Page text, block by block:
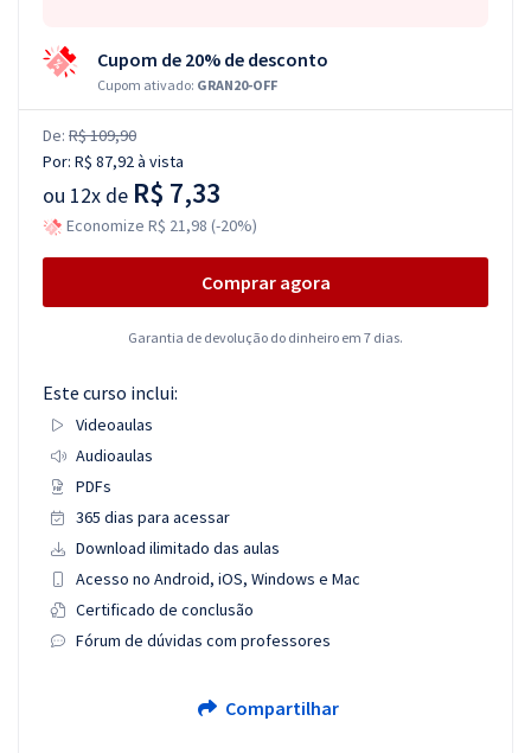
Cupom de 20% de desconto
Cupom ativado: GRAN20-OFF
De: R$ 109,90
Por: R$ 87,92à vista
ou 12x de R$ 7,33
Economize R$ 21,98 (-20%)
Comprar agora
Garantia de devolução do dinheiro em 7 dias.
Este curso inclui:
Videoaulas
Audioaulas
PDFs
365 dias para acessar
Download ilimitado das aulas
Acesso no Android, iOS, Windows e Mac
Certificado de conclusão
Fórum de dúvidas com professores
Compartilhar